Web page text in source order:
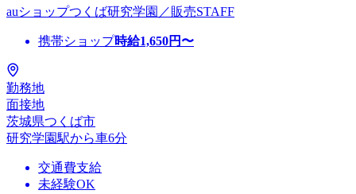
auショップつくば研究学園／販売STAFF
携帯ショップ時給1,650円〜
勤務地
面接地
茨城県つくば市
研究学園駅から車6分
交通費支給
未経験OK